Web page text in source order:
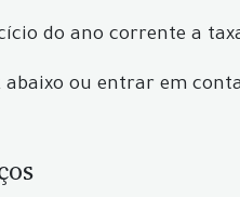
do ano corrente a
ou entrar em